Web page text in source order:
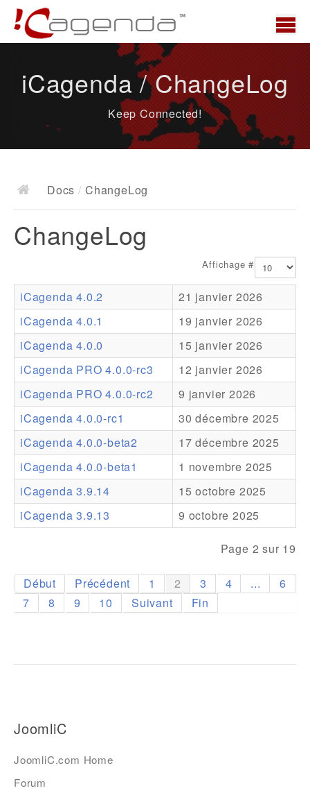
News
Docs
Documentation
Ressources
Addons
Theme Packs
Translation Packs
Support
Forum
Support Pro
iCagenda / ChangeLog
Keep Connected!
Docs / ChangeLog
ChangeLog
Affichage #
iCagenda 4.0.2
21 janvier 2026
iCagenda 4.0.1
19 janvier 2026
iCagenda 4.0.0
15 janvier 2026
iCagenda PRO 4.0.0-rc3
12 janvier 2026
iCagenda PRO 4.0.0-rc2
9 janvier 2026
iCagenda 4.0.0-rc1
30 décembre 2025
iCagenda 4.0.0-beta2
17 décembre 2025
iCagenda 4.0.0-beta1
1 novembre 2025
iCagenda 3.9.14
15 octobre 2025
iCagenda 3.9.13
9 octobre 2025
Page 2 sur 19
Début Précédent 1 2 3 4 ...
6
7
8 9 10 Suivant Fin
JoomliC
JoomliC.com Home
Forum